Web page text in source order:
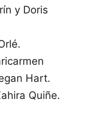
y Doris
Hart.
Quiñe.